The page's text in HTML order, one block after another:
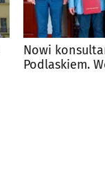
Nowi
Podlaskiem.